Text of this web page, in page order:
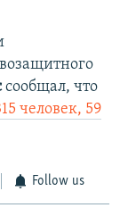
сообщал, что
человек, 59
Follow us